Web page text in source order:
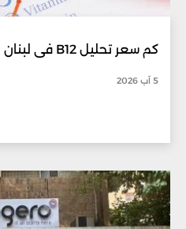
كم سعر تحليل B12 في لبنان
5 آب 2026